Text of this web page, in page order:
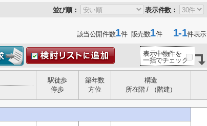
並び順： 表示件数：
該当公開件数1件 販売数1件1-1件表示
表示中物件を
一括でチェック
駅徒歩
停歩
築年数
方位
構造
所在階 / （階建）